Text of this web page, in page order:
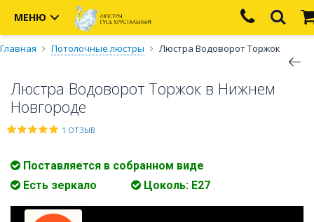
МЕНЮ
Главная Потолочные люстры Люстра Водоворот Торжок
Люстра Водоворот Торжок в Нижнем
Новгороде
1 ОТЗЫВ
Поставляется в собранном виде
Есть зеркало
Цоколь: Е27